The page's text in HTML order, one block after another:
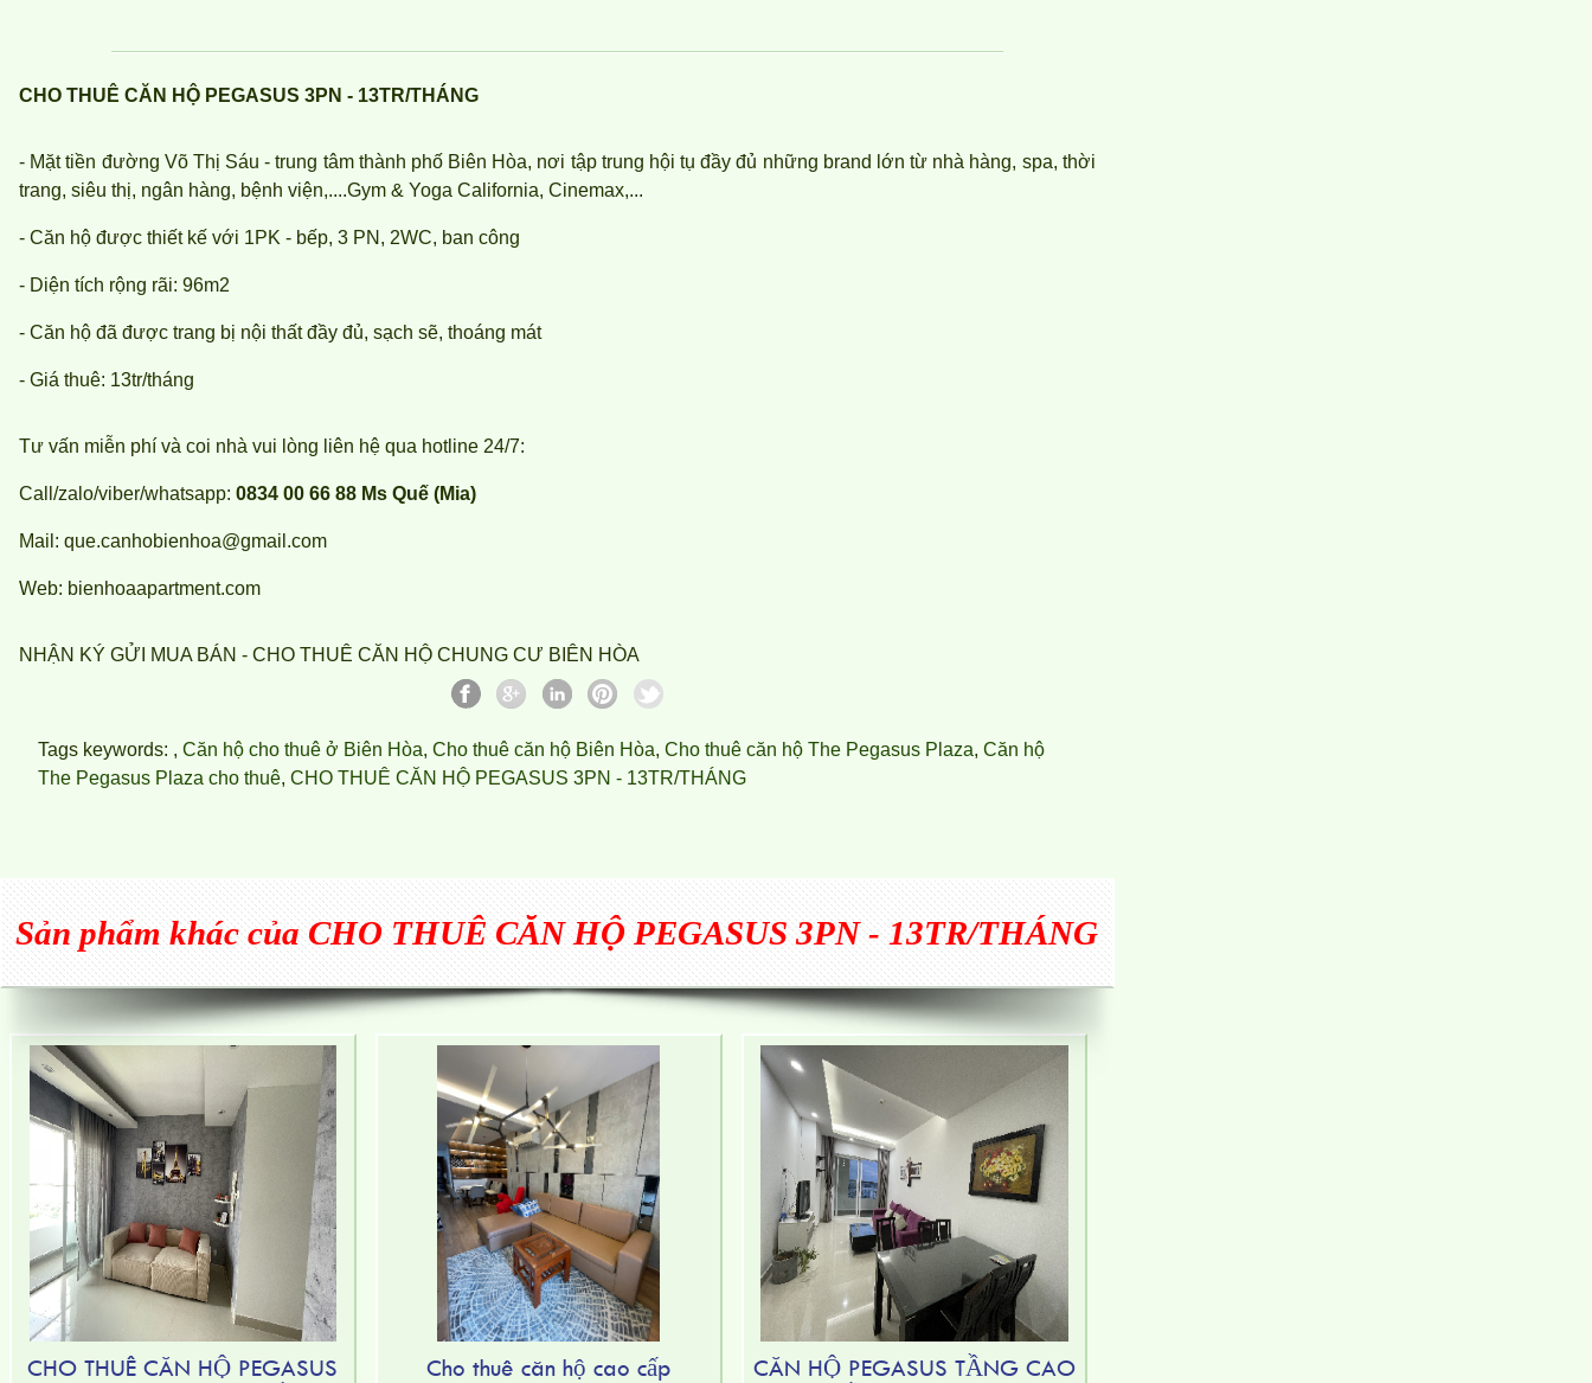
CHO THUÊ CĂN HỘ PEGASUS 3PN - 13TR/THÁNG
- Mặt tiền đường Võ Thị Sáu - trung tâm thành phố Biên Hòa, nơi tập trung hội tụ đầy đủ những brand lớn từ nhà hàng, spa, thời
trang, siêu thị, ngân hàng, bệnh viện,....Gym & Yoga California, Cinemax,...
- Căn hộ được thiết kế với 1PK - bếp, 3 PN, 2WC, ban công
- Diện tích rộng rãi: 96m2
- Căn hộ đã được trang bị nội thất đầy đủ, sạch sẽ, thoáng mát
- Giá thuê: 13tr/tháng
Tư vấn miễn phí và coi nhà vui lòng liên hệ qua hotline 24/7:
Call/zalo/viber/whatsapp: 0834 00 66 88 Ms Quế (Mia)
Mail: que.canhobienhoa@gmail.com
Web: bienhoaapartment.com
NHẬN KÝ GỬI MUA BÁN - CHO THUÊ CĂN HỘ CHUNG CƯ BIÊN HÒA
Tags keywords: , Căn hộ cho thuê ở Biên Hòa, Cho thuê căn hộ Biên Hòa, Cho thuê căn hộ The Pegasus Plaza, Căn hộ
The Pegasus Plaza cho thuê, CHO THUÊ CĂN HỘ PEGASUS 3PN - 13TR/THÁNG
Sản phẩm khác củaCHO THUÊ CĂN HỘ PEGASUS 3PN - 13TR/THÁNG
CHO THUÊ CĂN HỘ PEGASUS
Cho thuê căn hộ cao cấp
CĂN HỘ PEGASUS TẦNG CAO